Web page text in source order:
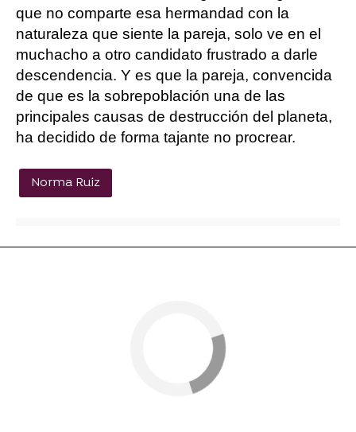
que no comparte esa hermandad con la
naturaleza que siente la pareja, solo ve en el
muchacho a otro candidato frustrado a darle
descendencia. Y es que la pareja, convencida
de que es la sobrepoblación una de las
principales causas de destrucción del planeta,
ha decidido de forma tajante no procrear.
Norma Ruiz